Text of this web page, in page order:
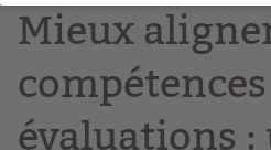
Mieux
évaluations :